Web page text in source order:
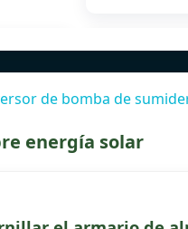
de bomba de
energía solar